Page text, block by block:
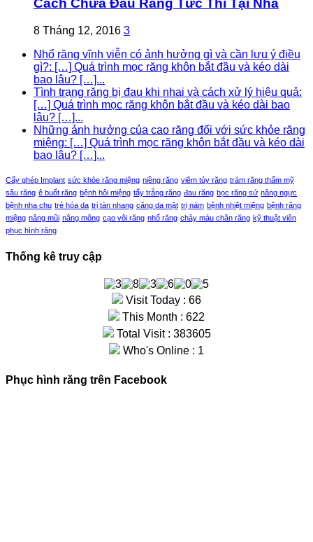
Cách Chữa Đau Răng Tức Thì Tại Nhà
8 Tháng 12, 2016 3
Nhổ răng vĩnh viễn có ảnh hưởng gì và cần lưu ý điều
gì?: […] Quá trình mọc răng khôn bắt đầu và kéo dài
bao lâu? […]...
Tình trạng răng bị đau khi nhai và cách xử lý hiệu quả:
[…] Quá trình mọc răng khôn bắt đầu và kéo dài bao
lâu? […]...
Những ảnh hưởng của cao răng đối với sức khỏe răng
miệng: […] Quá trình mọc răng khôn bắt đầu và kéo dài
bao lâu? […]...
Cấy ghép Implant sức khỏe răng miệng niềng răng viêm tủy răng trám răng thẩm mỹ
sâu răng ê buốt răng bệnh hôi miệng tẩy trắng răng đau răng bọc răng sứ nâng ngực
bệnh nha chu trẻ hóa da trị tàn nhang căng da mặt trị nám bệnh nhiệt miệng bệnh răng
miệng nâng mũi nâng mông cạo vôi răng nhổ răng chảy máu chân răng kỹ thuật viên
phục hình răng
Thống kê truy cập
Visit Today : 66
This Month : 622
Total Visit : 383605
Who's Online : 1
Phục hình răng trên Facebook